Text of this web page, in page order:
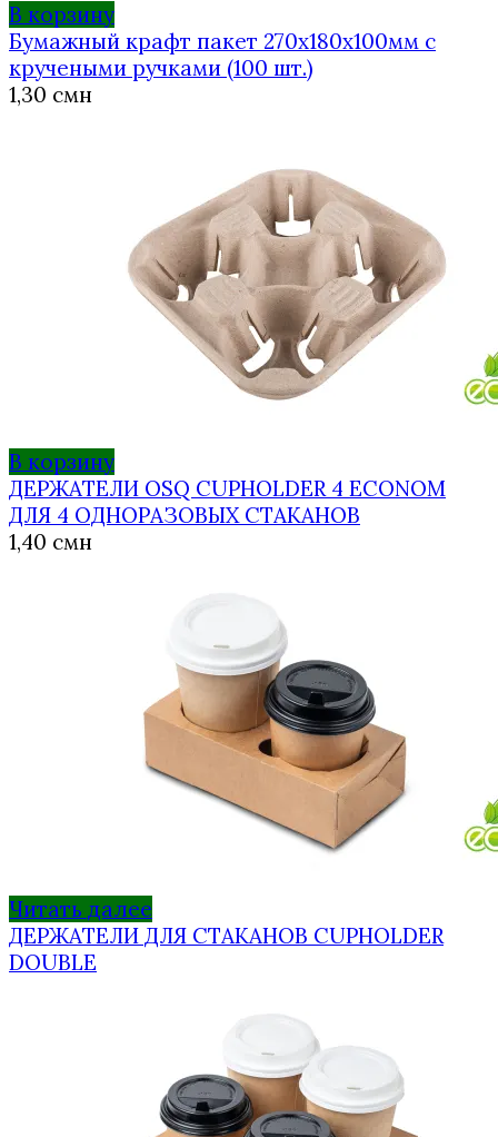
В корзину
Бумажный крафт пакет 270х180х100мм с
кручеными ручками (100 шт.)
1,30 смн
В корзину
ДЕРЖАТЕЛИ OSQ CUPHOLDER 4 ECONOM
ДЛЯ 4 ОДНОРАЗОВЫХ СТАКАНОВ
1,40 смн
Читать далее
ДЕРЖАТЕЛИ ДЛЯ СТАКАНОВ CUPHOLDER
DOUBLE